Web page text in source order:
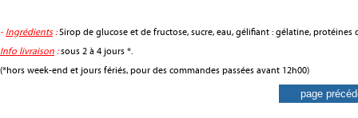
- Ingrédients:Sirop de glucose et de fructose, sucre, eau, gélifiant : gélatine, protéines
Info livraison :sous 2 à 4 jours *.
(*hors week-end et jours fériés, pour des commandes passées avant 12h00)